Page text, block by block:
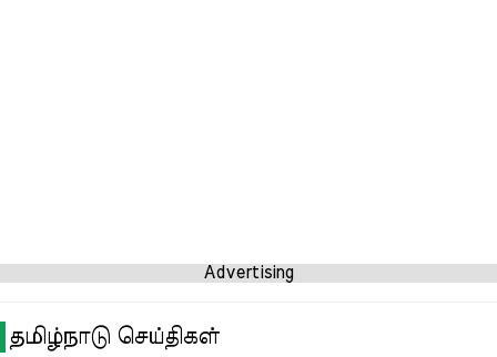
Advertising
தமிழ்நாடு செய்திகள்